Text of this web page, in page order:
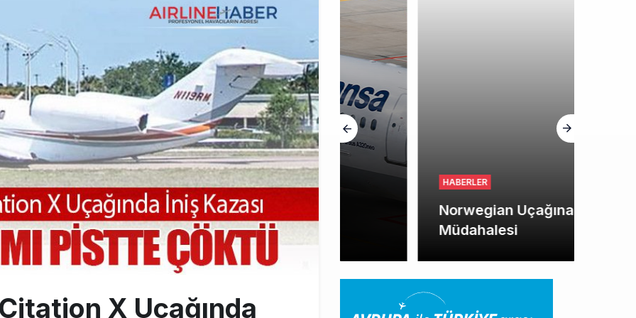
Dünyanın En Değerli Havayolları Arasında
yaptırım listesinden çıkarıldı
Avrupa’da kısa rotalara hazırlanıyor
X Uçağında
Norwegian Uçağına Polis
Müdahalesi